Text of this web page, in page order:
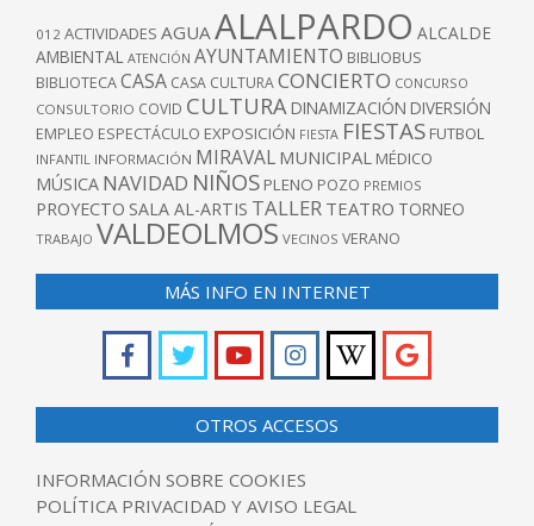
012 ACTIVIDADES AGUA ALALPARDO ALCALDE
AMBIENTAL ATENCIÓN AYUNTAMIENTO BIBLIOBUS
BIBLIOTECACASA CASA CULTURACONCIERTO CONCURSO
CONSULTORIO COVID CULTURA DINAMIZACIÓN DIVERSIÓN
EMPLEO ESPECTÁCULO EXPOSICIÓN FIESTA FIESTAS FUTBOL
INFANTIL INFORMACIÓN MIRAVAL MUNICIPAL MÉDICO
MÚSICA NAVIDAD NIÑOS PLENO POZO PREMIOS
PROYECTO SALA AL-ARTIS TALLER TEATRO TORNEO
TRABAJO VALDEOLMOS VECINOS VERANO
MÁS INFO EN INTERNET
OTROS ACCESOS
INFORMACIÓN SOBRE COOKIES
POLÍTICA PRIVACIDAD Y AVISO LEGAL